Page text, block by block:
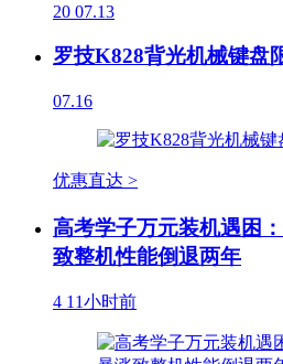
20 07.13
罗技K828背光机械键盘
07.16
优惠直达 >
高考学子万元装机遇困
致整机性能倒退两年
4 11小时前